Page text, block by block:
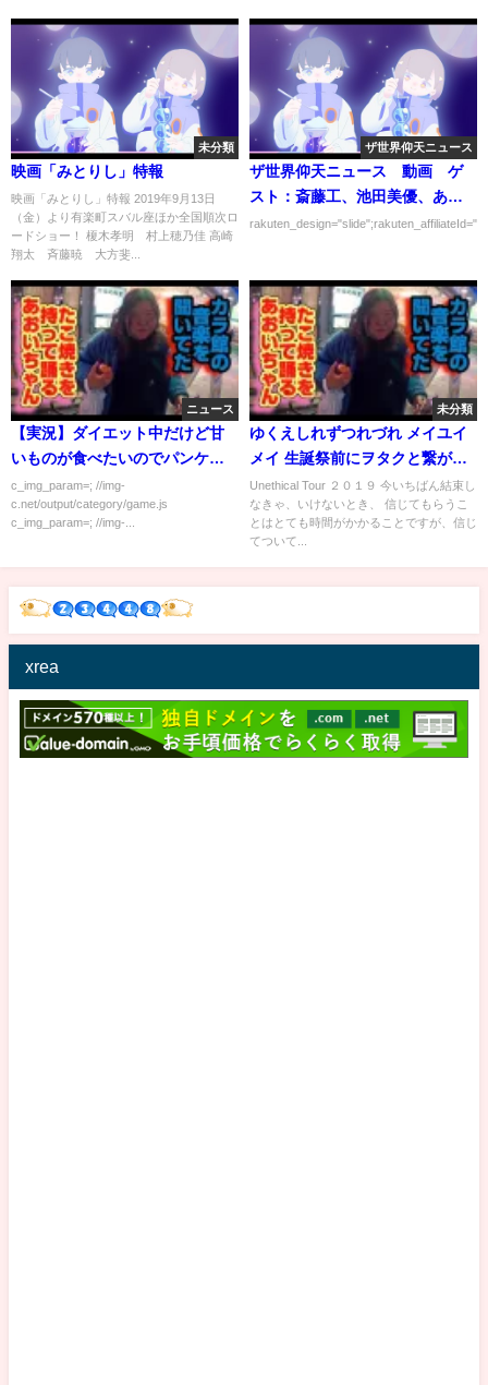
未分類
映画「みとりし」特報
映画「みとりし」特報 2019年9月13日
（金）より有楽町スバル座ほか全国順次ロ
ードショー！ 榎木孝明 村上穂乃佳 高崎
翔太 斉藤暁 大方斐...
ザ世界仰天ニュース
ザ世界仰天ニュース 動画 ゲ
スト：斎藤工、池田美優、あば
れる君、箭内夢菜 3月7日
ニュース
【実況】ダイエット中だけど甘
いものが食べたいのでパンケー
キ作る！
c_img_param=; //img-
c.net/output/category/game.js
c_img_param=; //img-...
未分類
ゆくえしれずつれづれ メイユイ
メイ 生誕祭前にヲタクと繋がり
発覚かその結果→本人否定、暴
露アカウント削除される「しだ
れもケジメつけたんだから 小町
Unethical Tour ２０１９ 今いちばん結束し
なきゃ、いけないとき、 信じてもらうこ
とはとても時間がかかることですが、信じ
てついて...
xrea